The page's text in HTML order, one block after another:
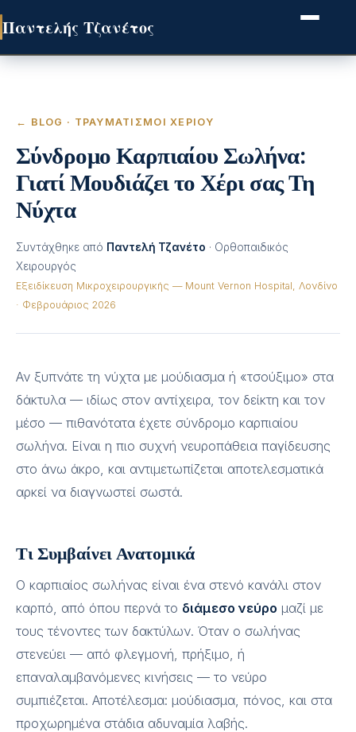
Παντελής Τζανέτος
← BLOG · ΤΡΑΥΜΑΤΙΣΜΟΊ ΧΕΡΙΟΎ
Σύνδρομο Καρπιαίου Σωλήνα:
Γιατί Μουδιάζει το Χέρι σας Τη
Νύχτα
Συντάχθηκε από Παντελή Τζανέτο · Ορθοπαιδικός
Χειρουργός
Εξειδίκευση Μικροχειρουργικής — Mount Vernon Hospital, Λονδίνο
· Φεβρουάριος 2026
Αν ξυπνάτε τη νύχτα με μούδιασμα ή «τσούξιμο» στα
δάκτυλα — ιδίως στον αντίχειρα, τον δείκτη και τον
μέσο — πιθανότατα έχετε σύνδρομο καρπιαίου
σωλήνα. Είναι η πιο συχνή νευροπάθεια παγίδευσης
στο άνω άκρο, και αντιμετωπίζεται αποτελεσματικά
αρκεί να διαγνωστεί σωστά.
Τι Συμβαίνει Ανατομικά
Ο καρπιαίος σωλήνας είναι ένα στενό κανάλι στον
καρπό, από όπου περνά το διάμεσο νεύρο μαζί με
τους τένοντες των δακτύλων. Όταν ο σωλήνας
στενεύει — από φλεγμονή, πρήξιμο, ή
επαναλαμβανόμενες κινήσεις — το νεύρο
συμπιέζεται. Αποτέλεσμα: μούδιασμα, πόνος, και στα
προχωρημένα στάδια αδυναμία λαβής.